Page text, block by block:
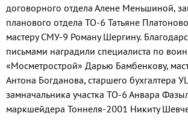
договорного отдела Алене Меньшиной,
планового отдела ТО-6 Татьяне
мастеру СМУ-9 Роману Шергину.
письмами наградили специалиста по
«Мосметрострой» Дарью Бамбенкову,
Антона Богданова, старшего бухгалтера
замначальника участка ТО-6 Анвара
маркшейдера Тоннеля-2001 Никиту